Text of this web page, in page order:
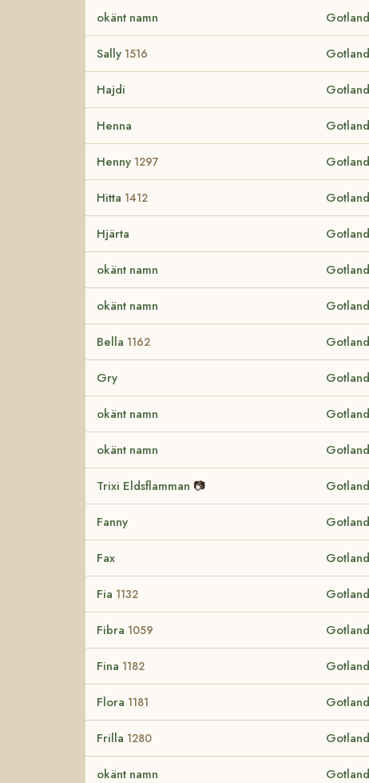
okänt namn
Sally 1516
Hajdi
Henna
Henny 1297
Hitta 1412
Hjärta
okänt namn
okänt namn
Bella 1162
Gry
okänt namn
okänt namn
Trixi Eldsflamman 📷
Fanny
Fax
Fia 1132
Fibra 1059
Fina 1182
Flora 1181
Frilla 1280
okänt namn